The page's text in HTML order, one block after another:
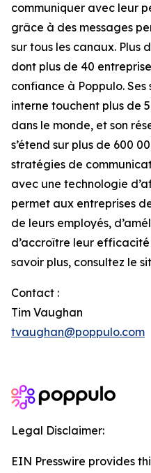
communiquer avec leur
grâce à des messages
sur tous les canaux. Plus
dont plus de 40
confiance à Poppulo.
interne touchent plus de
dans le monde, et son
s’étend sur plus de 600
stratégies de
avec une technologie
permet aux entreprises
de leurs employés,
d’accroître leur
savoir plus, consultez le
Contact :
Tim Vaughan
tvaughan@poppulo.com
Legal Disclaimer:
EIN Presswire provides